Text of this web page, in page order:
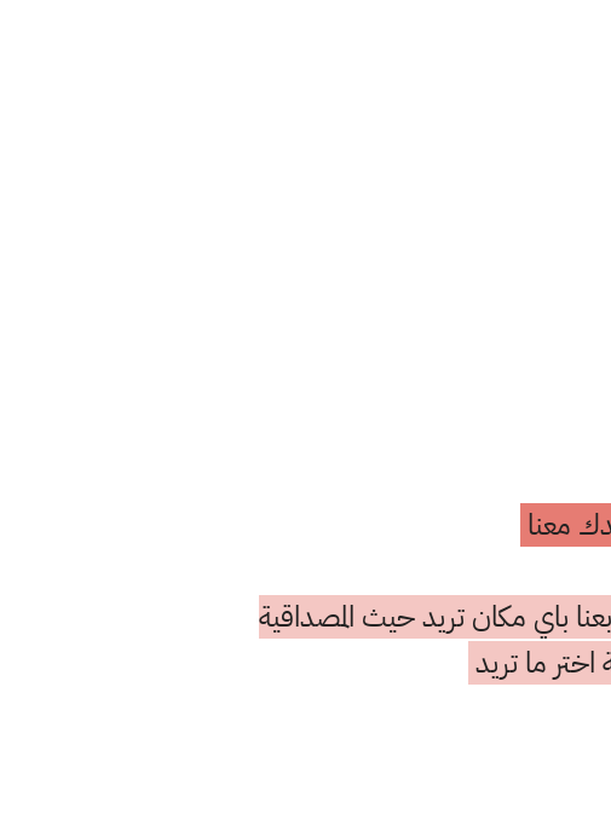
معنا
باي مكان تريد حيث المصداقية
ما تريد